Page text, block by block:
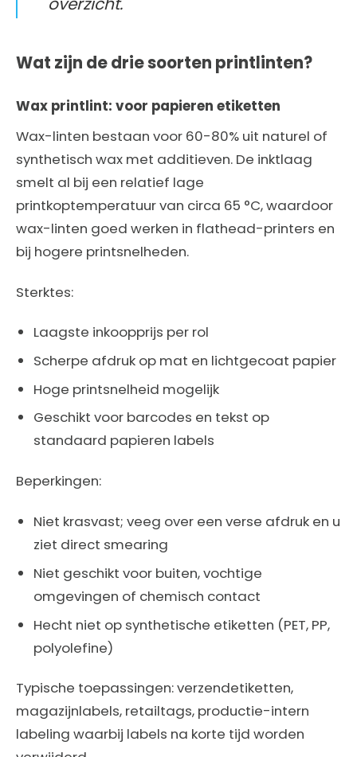
Wat zijn de drie soorten printlinten?
Wax printlint: voor papieren etiketten
Wax-linten bestaan voor 60-80% uit naturel of
synthetisch wax met additieven. De inktlaag
smelt al bij een relatief lage
printkoptemperatuur van circa 65 °C, waardoor
wax-linten goed werken in flathead-printers en
bij hogere printsnelheden.
Sterktes:
Laagste inkoopprijs per rol
Scherpe afdruk op mat en lichtgecoat papier
Hoge printsnelheid mogelijk
Geschikt voor barcodes en tekst op
standaard papieren labels
Beperkingen:
Niet krasvast; veeg over een verse afdruk en u
ziet direct smearing
Niet geschikt voor buiten, vochtige
omgevingen of chemisch contact
Hecht niet op synthetische etiketten (PET, PP,
polyolefine)
Typische toepassingen: verzendetiketten,
magazijnlabels, retailtags, productie-intern
labeling waarbij labels na korte tijd worden